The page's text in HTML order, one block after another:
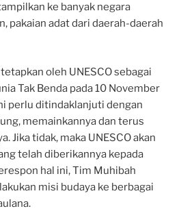
ke banyak negara
pakaian adat dari daerah-daerah
oleh UNESCO sebagai
Tak Benda pada 10 November
perlu ditindaklanjuti dengan
memainkannya dan terus
Jika tidak, maka UNESCO akan
telah diberikannya kepada
hal ini, Tim Muhibah
misi budaya ke berbagai